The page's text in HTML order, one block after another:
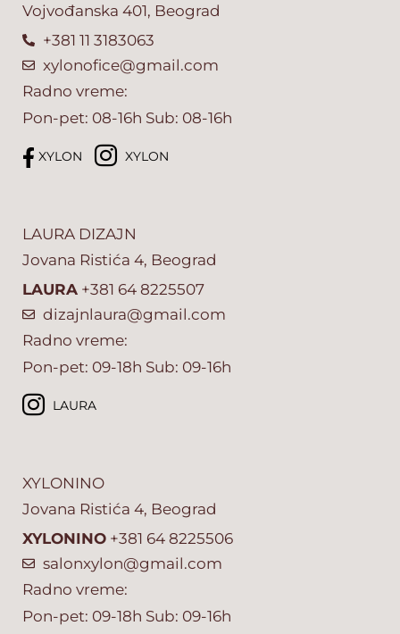
Vojvođanska 401, Beograd
+381 11 3183063
xylonofice@gmail.com
Radno vreme:
Pon-pet: 08-16h Sub: 08-16h
XYLON XYLON
LAURA DIZAJN
Jovana Ristića 4, Beograd
LAURA +381 64 8225507
dizajnlaura@gmail.com
Radno vreme:
Pon-pet: 09-18h Sub: 09-16h
LAURA
XYLONINO
Jovana Ristića 4, Beograd
XYLONINO +381 64 8225506
salonxylon@gmail.com
Radno vreme:
Pon-pet: 09-18h Sub: 09-16h